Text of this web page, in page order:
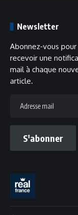
Newsletter
Abonnez-vous pour
recevoir une
mail à chaque
article.
S'abonner